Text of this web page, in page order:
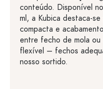
conteúdo. Disponível
ml, a Kubica destaca-
compacta e
entre fecho de mola ou
flexível – fechos
nosso sortido.